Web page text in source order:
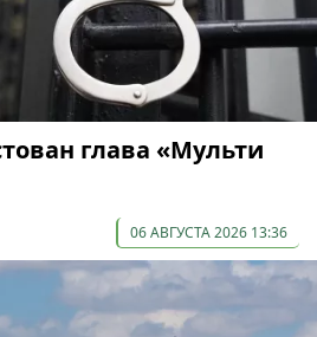
глава «Мульти
06 АВГУСТА 2026 13:36